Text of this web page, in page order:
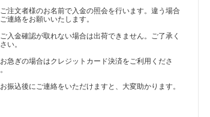
注文者様のお名前で入金の照会を行います。違う場合
連絡をお願いいたします。
入金確認が取れない場合は出荷できません。ご了承く
い。
急ぎの場合はクレジットカード決済をご利用くださ
振込後にご連絡をいただけますと、大変助かります。